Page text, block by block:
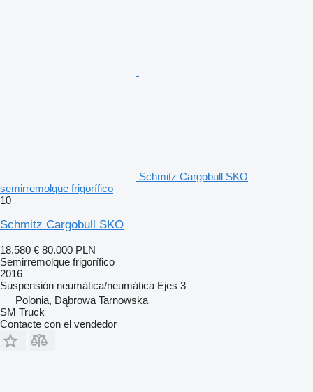
Schmitz Cargobull SKO
semirremolque frigorífico
10
Schmitz Cargobull SKO
18.580 € 80.000 PLN
Semirremolque frigorífico
2016
Suspensión neumática/neumática Ejes 3
Polonia, Dąbrowa Tarnowska
SM Truck
Contacte con el vendedor